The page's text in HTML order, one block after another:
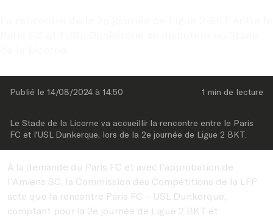
Publié le 14/08/2024 à 14:50 1 min de lecture
Le Stade de la Licorne va accueillir la rencontre entre le Paris
FC et l'USL Dunkerque, lors de la 2e journée de Ligue 2 BKT.
À la demande du Paris FC et avec l'approbation de
l'Amiens SC, la Commission des Compétitions de la LFP
acte que la rencontre Paris FC – USL Dunkerque,
comptant pour la 2e journée de Ligue 2 BKT et